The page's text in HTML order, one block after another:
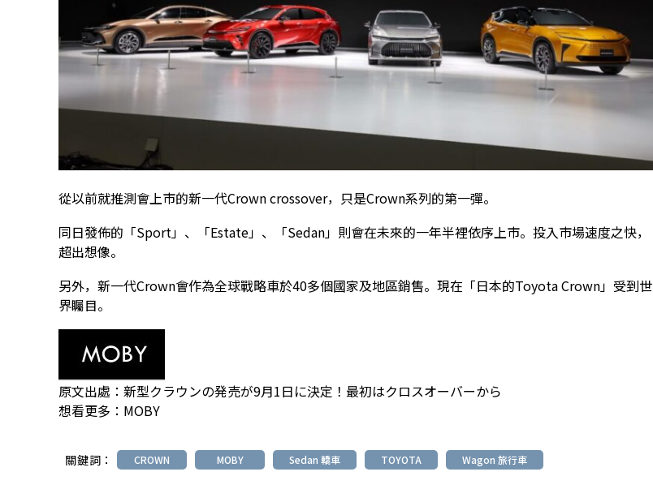
從以前就推測會上市的新一代Crown crossover，只是Crown系列的第一彈。
同日發佈的「Sport」、「Estate」、「Sedan」則會在未來的一年半裡依序上市。投入市場速度之快，
超出想像。
另外，新一代Crown會作為全球戰略車於40多個國家及地區銷售。現在「日本的Toyota Crown」受到世
界矚目。
原文出處： 新型クラウンの発売が9月1日に決定！最初はクロスオーバーから
想看更多： MOBY
關鍵詞： CROWN MOBY Sedan 轎車 TOYOTA Wagon 旅行車